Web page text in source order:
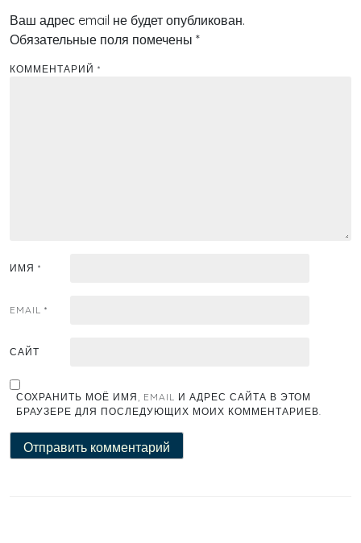
Ваш адрес email не будет опубликован.
Обязательные поля помечены *
КОММЕНТАРИЙ *
ИМЯ *
EMAIL *
САЙТ
СОХРАНИТЬ МОЁ ИМЯ, EMAIL И АДРЕС САЙТА В ЭТОМ
БРАУЗЕРЕ ДЛЯ ПОСЛЕДУЮЩИХ МОИХ КОММЕНТАРИЕВ.